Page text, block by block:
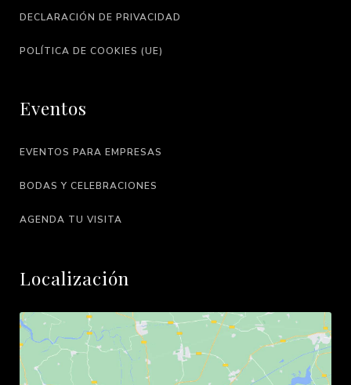
DECLARACIÓN DE PRIVACIDAD
POLÍTICA DE COOKIES (UE)
Eventos
EVENTOS PARA EMPRESAS
BODAS Y CELEBRACIONES
AGENDA TU VISITA
Localización